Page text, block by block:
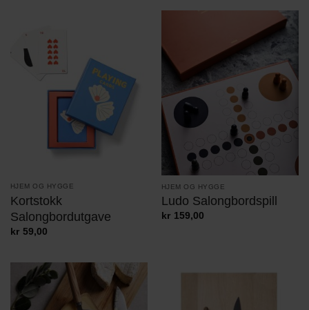
HJEM OG HYGGE
Kortstokk
Salongbordutgave
kr 59,00
HJEM OG HYGGE
Ludo Salongbordspill
kr 159,00